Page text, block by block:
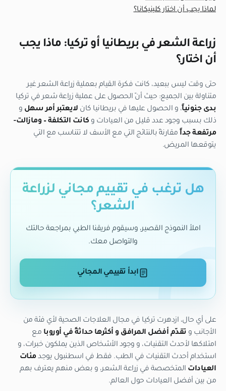
لماذا يجب أن اختار كلينيكانا؟
زراعة الشعر في بريطانيا أو تركيا: ماذا يجب
أن اختار؟
حتى وقت ليس ببعيد، كانت فكرة القيام بعملية زراعة الشعر غير
متناولة بين الجميع: حيث أنّ الحصول على عملية زراعة شعر في تركيا
بدى جنونياً، و الحصول عليها في بريطانيا كان لايعتبر أمر سهل و
ذلك بسبب وجود عدد قليل من العيادات و كانت التكلفة – ومازالت-
مرتفعة جداً مقارنةً بالنتائج التي مع الأسف لا تتناسب مع التي
يتوقعها المريض.
هل ترغب في تقييم مجاني لزراعة
الشعر؟
املأ النموذج القصير، وسيقوم فريقنا الطبي بمراجعة حالتك
والتواصل معك.
ابدأ تقييمي المجاني
على أي حال، ازدهرت تركيا في مجال العلاجات الصحية لأي فئة من
الأجانب و تقدّم أفضل المرافق و أكثرها حداثةً في أوروبا مع
امتلاكها لأحدث التقنيات، و وجود الأشخاص الذين يملكون خبرات، و
استخدام أحدث التقنيات في الطب. فقط في اسطنبول يوجدمئات
العيادات المتخصصة في زراعة الشعر، و بعض منهم يعترف بهم
من بين أفضل العيادات حول العالم.